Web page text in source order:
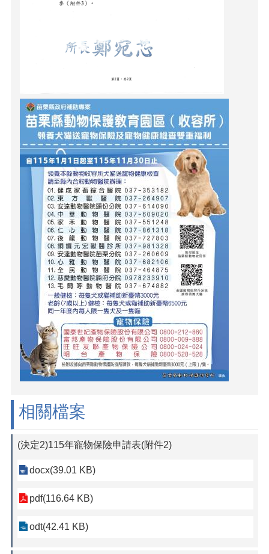
相關檔案
(決定2)115年寵物保險申請表(附件2)
docx(39.01 KB)
pdf(116.64 KB)
odt(42.41 KB)